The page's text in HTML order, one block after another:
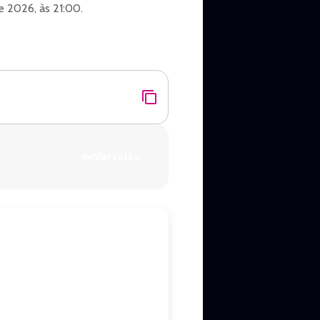
2026, às 21:00.
de Janeiro.